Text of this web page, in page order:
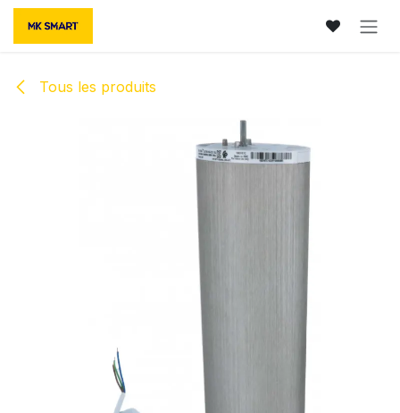
Se rendre au contenu
Tous les produits